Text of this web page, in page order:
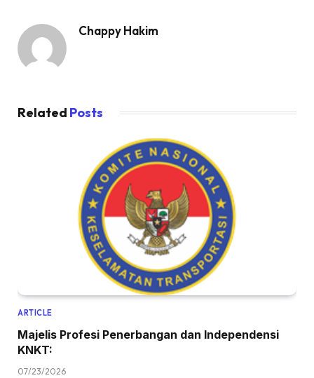
Chappy Hakim
Related Posts
ARTICLE
Majelis Profesi Penerbangan dan Independensi
KNKT:
07/23/2026